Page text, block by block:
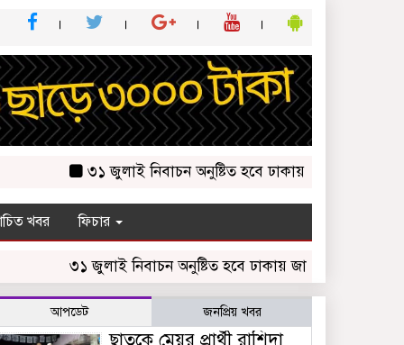
৩১ জুলাই নিবাচন অনু‌ষ্টিত হ‌বে ঢাকায় জালালাবাদ
খবর ফিচার
৩১ জুলাই নিবাচন অনু‌ষ্টিত হ‌বে ঢাকায় জালালাবাদ
আপডেট জনপ্রিয় খবর
ছাতকে মেয়র প্রার্থী রাশিদা